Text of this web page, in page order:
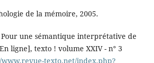
de la mémoire, 2005.
une sémantique interprétative de
ligne], texto ! volume XXIV - n° 3
texto.net/index.php?